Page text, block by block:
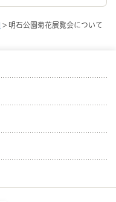
> 明石公園菊花展覧会について